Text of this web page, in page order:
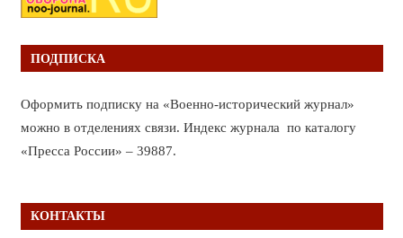
ПОДПИСКА
Оформить подписку на «Военно-исторический журнал»
можно в отделениях связи. Индекс журнала по каталогу
«Пресса России» – 39887.
КОНТАКТЫ